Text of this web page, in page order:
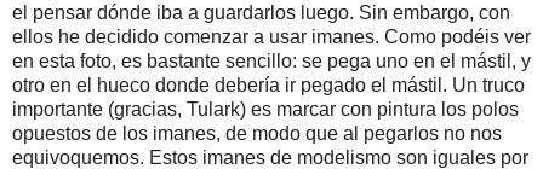
el pensar dónde iba a guardarlos luego. Sin embargo, con
ellos he decidido comenzar a usar imanes. Como podéis ver
en esta foto, es bastante sencillo: se pega uno en el mástil, y
otro en el hueco donde debería ir pegado el mástil. Un truco
importante (gracias, Tulark) es marcar con pintura los polos
opuestos de los imanes, de modo que al pegarlos no nos
equivoquemos. Estos imanes de modelismo son iguales por